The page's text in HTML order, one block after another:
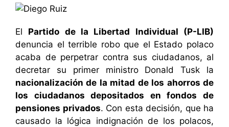
El Partido de la Libertad Individual (P-LIB)
denuncia el terrible robo que el Estado polaco
acaba de perpetrar contra sus ciudadanos, al
decretar su primer ministro Donald Tusk la
nacionalización de la mitad de los ahorros de
los ciudadanos depositados en fondos de
pensiones privados. Con esta decisión, que ha
causado la lógica indignación de los polacos,